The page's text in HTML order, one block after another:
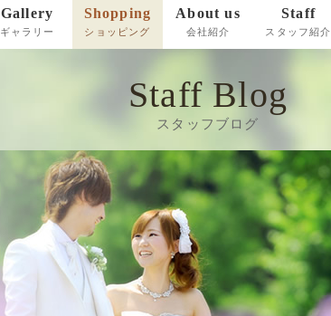
Gallery
ギャラリー
Shopping
ショッピング
お支払い方法・送料
商品のお届けについて
特定商取引法に基づく表記
About us
会社紹介
Staff
スタッフ紹介
Staff Blog
スタッフブログ